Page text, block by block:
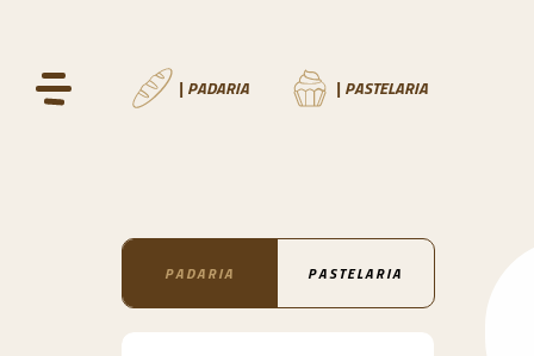
| PADARIA | PASTELARIA
PADARIA PASTELARIA